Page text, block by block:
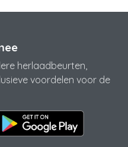
herlaadbeurten,
voordelen voor de